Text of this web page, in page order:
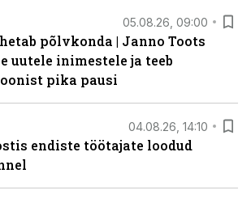
05.08.26, 09:00
põlvkonda | Janno Toots
uutele inimestele ja teeb
pika pausi
04.08.26, 14:10
endiste töötajate loodud